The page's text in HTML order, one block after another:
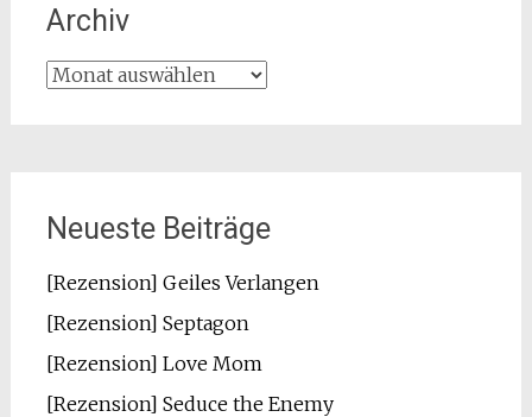
Archiv
Archiv
Neueste Beiträge
[Rezension] Geiles Verlangen
[Rezension] Septagon
[Rezension] Love Mom
[Rezension] Seduce the Enemy